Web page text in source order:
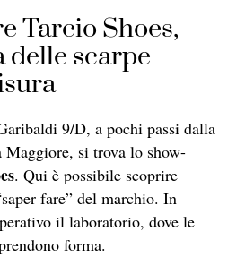
Tarcio Shoes,
delle scarpe
9/D, a pochi passi dalla
Maggiore, si trova lo show-
. Qui è possibile scoprire
fare” del marchio. In
il laboratorio, dove le
forma.